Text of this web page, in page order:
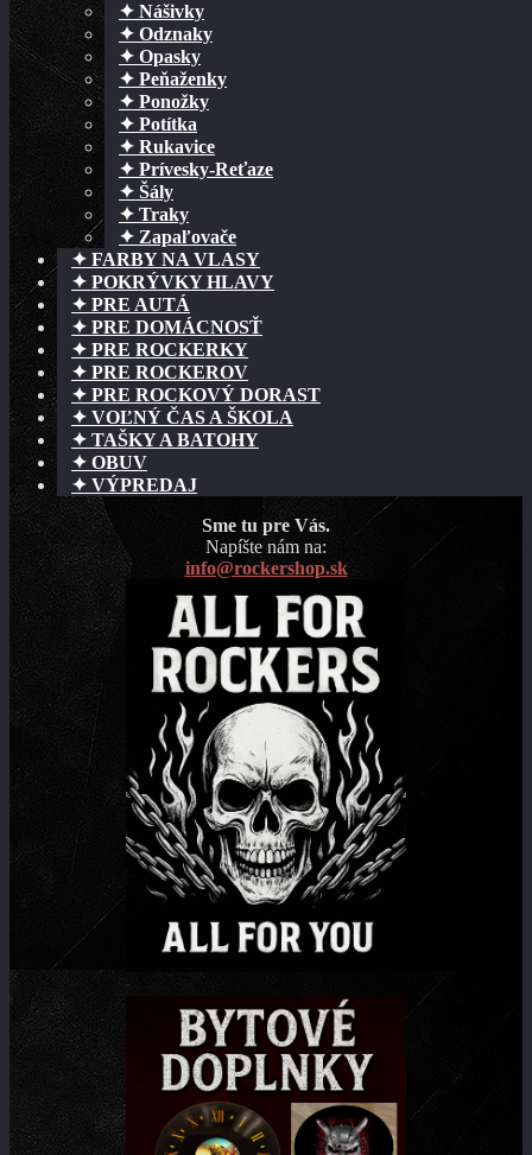
✦ Nášivky
✦ Odznaky
✦ Opasky
✦ Peňaženky
✦ Ponožky
✦ Potítka
✦ Rukavice
✦ Prívesky-Reťaze
✦ Šály
✦ Traky
✦ Zapaľovače
✦ FARBY NA VLASY
✦ POKRÝVKY HLAVY
✦ PRE AUTÁ
✦ PRE DOMÁCNOSŤ
✦ PRE ROCKERKY
✦ PRE ROCKEROV
✦ PRE ROCKOVÝ DORAST
✦ VOĽNÝ ČAS A ŠKOLA
✦ TAŠKY A BATOHY
✦ OBUV
✦ VÝPREDAJ
Sme tu pre Vás.
Napíšte nám na:
info@rockershop.sk